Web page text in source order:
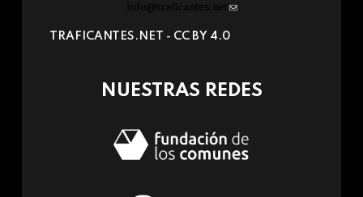
info@traficantes.net (link
e-
TRAFICANTES.NET - CC BY 4.0
NUESTRAS REDES